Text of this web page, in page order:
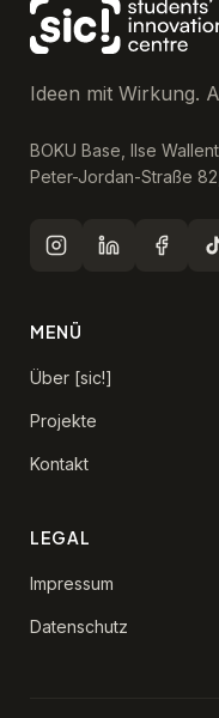
Ideen mit Wirkung.
BOKU Base, Ilse
Peter-Jordan-Straße
MENÜ
Über [sic!]
Projekte
Kontakt
LEGAL
Impressum
Datenschutz